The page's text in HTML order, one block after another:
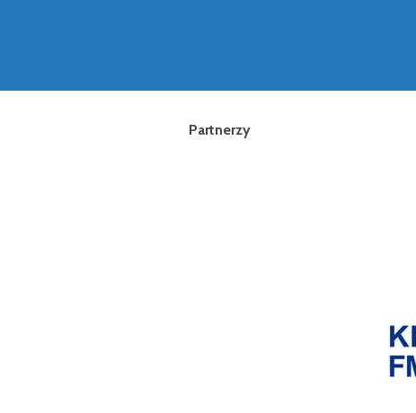
Partnerzy